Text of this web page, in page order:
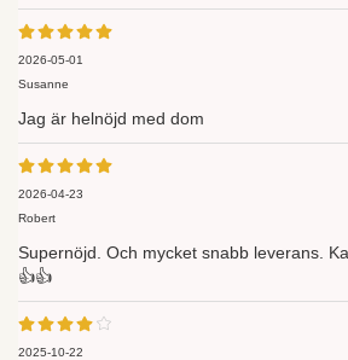
2026-05-01
Susanne
Jag är helnöjd med dom
2026-04-23
Robert
Supernöjd. Och mycket snabb leverans.
👍👍
2025-10-22